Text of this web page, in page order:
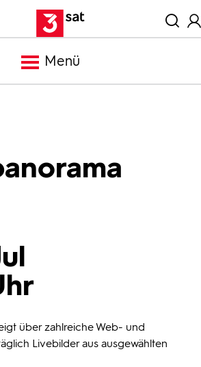
Menü
Bilder
über zahlreiche Web- und
Livebilder aus ausgewählten